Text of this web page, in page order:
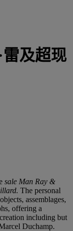
及超现
sale Man Ray &
The personal
assemblages,
offering a
including but
Duchamp.